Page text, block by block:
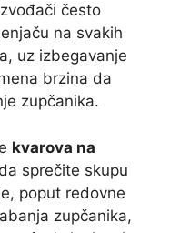
često
na svakih
uz izbegavanje
brzina da
zupčanika.
kvarova na
sprečite skupu
poput redovne
zupčanika,